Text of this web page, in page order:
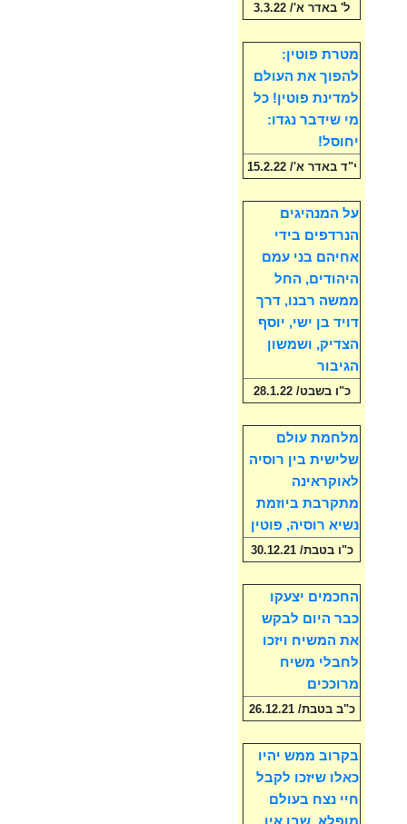
ל' באדר א'/ 3.3.22
מטרת פוטין:
להפוך את העולם
למדינת פוטין! כל
מי שידבר נגדו:
יחוסל!
י"ד באדר א'/ 15.2.22
על המנהיגים
הנרדפים בידי
אחיהם בני עמם
היהודים, החל
ממשה רבנו, דרך
דויד בן ישי, יוסף
הצדיק, ושמשון
הגיבור
כ"ו בשבט/ 28.1.22
מלחמת עולם
שלישית בין רוסיה
לאוקראינה
מתקרבת ביוזמת
נשיא רוסיה, פוטין
כ"ו בטבת/ 30.12.21
החכמים יצעקו
כבר היום לבקש
את המשיח ויזכו
לחבלי משיח
מרוככים
כ"ב בטבת/ 26.12.21
בקרוב ממש יהיו
כאלו שיזכו לקבל
חיי נצח בעולם